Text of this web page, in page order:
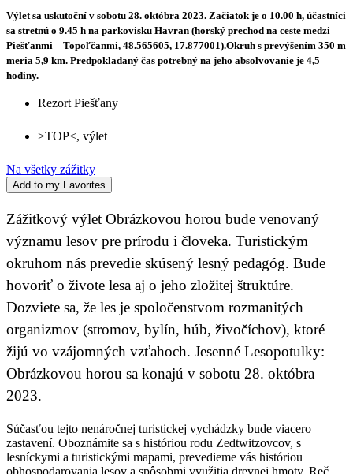
Výlet sa uskutoční v sobotu 28. októbra 2023. Začiatok je o 10.00 h, účastníci
sa stretnú o 9.45 h na parkovisku Havran (horský prechod na ceste medzi
Piešťanmi – Topoľčanmi, 48.565605, 17.877001).Okruh s prevýšením 350 m
meria 5,9 km. Predpokladaný čas potrebný na jeho absolvovanie je 4,5
hodiny.
Rezort Piešťany
>TOP<, výlet
Na všetky zážitky
Add to my Favorites
Zážitkový výlet Obrázkovou horou bude venovaný
významu lesov pre prírodu i človeka. Turistickým
okruhom nás prevedie skúsený lesný pedagóg. Bude
hovoriť o živote lesa aj o jeho zložitej štruktúre.
Dozviete sa, že les je spoločenstvom rozmanitých
organizmov (stromov, bylín, húb, živočíchov), ktoré
žijú vo vzájomných vzťahoch. Jesenné Lesopotulky:
Obrázkovou horou sa konajú v sobotu 28. októbra
2023.
Súčasťou tejto nenáročnej turistickej vychádzky bude viacero
zastavení. Oboznámite sa s históriou rodu Zedtwitzovcov, s
lesníckymi a turistickými mapami, prevedieme vás históriou
obhospodarovania lesov a spôsobmi využitia drevnej hmoty. Reč